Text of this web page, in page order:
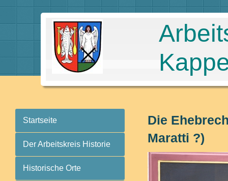
Startseite
Der Arbeitskreis Historie
Historische Orte
Die
Maratti ?)